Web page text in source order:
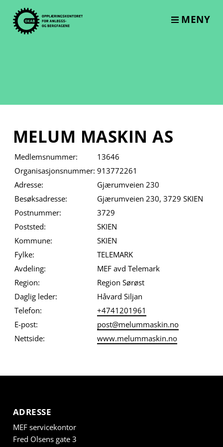
content
MENY
MELUM MASKIN AS
Medlemsnummer:
13646
Organisasjonsnummer: 913772261
Adresse:
Gjærumveien 230
Besøksadresse:
Gjærumveien 230, 3729 SKIEN
Postnummer:
3729
Poststed:
SKIEN
Kommune:
SKIEN
Fylke:
TELEMARK
Avdeling:
MEF avd Telemark
Region:
Region Sørøst
Daglig leder:
Håvard Siljan
Telefon:
+4741201961
E-post:
post@melummaskin.no
Nettside:
www.melummaskin.no
ADRESSE
MEF servicekontor
Fred Olsens gate 3